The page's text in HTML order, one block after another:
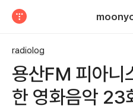
radiolog
용산FM 피아니
한 영화음악 23